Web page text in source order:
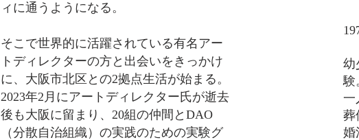
ィに通うようになる。
そこで世界的に活躍されている有名アー
トディレクターの方と出会いをきっかけ
に、大阪市北区との2拠点生活が始まる。
2023年2月にアートディレクター氏が逝去
後も大阪に留まり、20組の仲間とDAO
（分散自治組織）の実践のための実験グ
幼
験
一
葬
婚